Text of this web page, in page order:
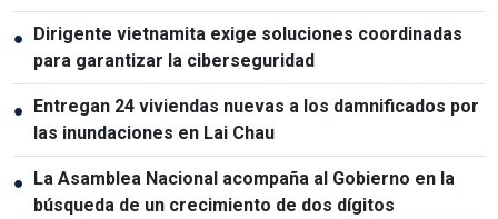
● Dirigente vietnamita exige soluciones coordinadas
para garantizar la ciberseguridad
● Entregan 24 viviendas nuevas a los damnificados por
las inundaciones en Lai Chau
● La Asamblea Nacional acompaña al Gobierno en la
búsqueda de un crecimiento de dos dígitos